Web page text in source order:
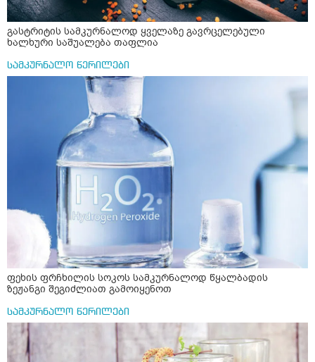
გასტრიტის სამკურნალოდ ყველაზე გავრცელებული
ხალხური საშუალება თაფლია
სამკურნალო წერილები
ფეხის ფრჩხილის სოკოს სამკურნალოდ წყალბადის
ზეჟანგი შეგიძლიათ გამოიყენოთ
სამკურნალო წერილები